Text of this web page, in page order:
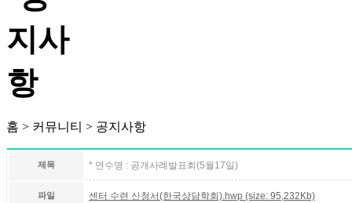
홈 > 커뮤니티 > 공지사항
제목 * 연수명 : 공개사례발표회(5월17일)
파일 센터 수련 신청서(한국상담학회).hwp (size: 95,232Kb)